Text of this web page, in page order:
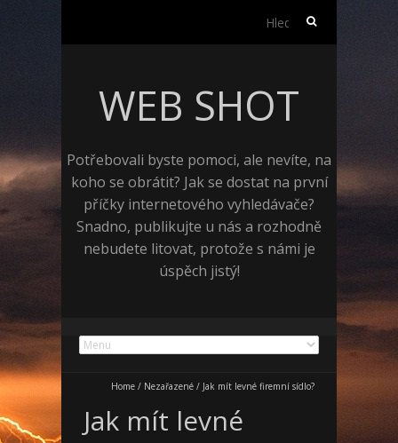
Vyhledávání
WEB SHOT
Potřebovali byste pomoci, ale nevíte, na
koho se obrátit? Jak se dostat na první
příčky internetového vyhledávače?
Snadno, publikujte u nás a rozhodně
nebudete litovat, protože s námi je
úspěch jistý!
Home / Nezařazené / Jak mít levné firemní sídlo?
Jak mít levné